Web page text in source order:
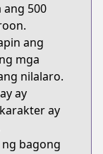
ang 500
ang
mga
nilalaro.
ay
ay
bagong